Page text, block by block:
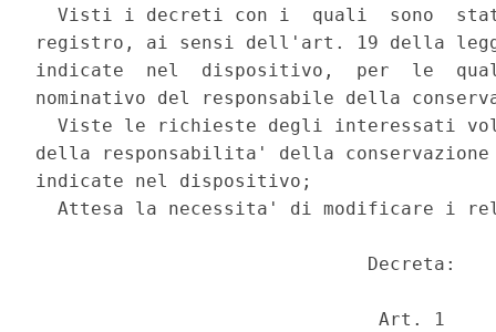
Visti i decreti con i  quali  sono
registro, ai sensi dell'art. 19 della
indicate  nel  dispositivo,  per  le
nominativo del responsabile della
Viste le richieste degli interessati
della responsabilita' della
indicate nel dispositivo;
Attesa la necessita' di modificare i
                              Decreta:
                               Art. 1